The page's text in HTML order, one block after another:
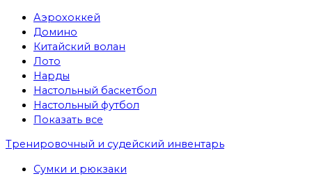
Аэрохоккей
Домино
Китайский волан
Лото
Нарды
Настольный баскетбол
Настольный футбол
Показать все
Тренировочный и судейский инвентарь
Сумки и рюкзаки